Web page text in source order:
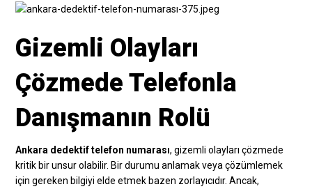
Gizemli Olayları
Çözmede Telefonla
Danışmanın Rolü
Ankara dedektif telefon numarası, gizemli olayları çözmede
kritik bir unsur olabilir. Bir durumu anlamak veya çözümlemek
için gereken bilgiyi elde etmek bazen zorlayıcıdır. Ancak,